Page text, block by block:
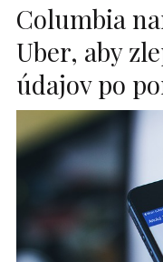
Columbia
Uber, aby
údajov po